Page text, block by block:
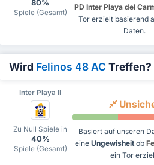
80%
Spiele (Gesamt)
PD Inter Playa del
Tor erzielt basierend
Daten.
Wird Felinos 48 AC Treffen?
Inter Playa II
Zu Null Spiele in
40%
Spiele (Gesamt)
Basiert auf unseren
eine Ungewisheitob
ein Tor